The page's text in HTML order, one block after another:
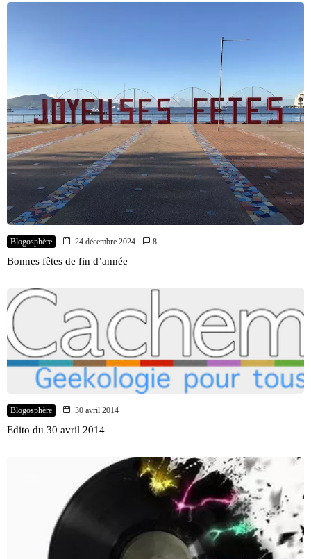
Blogosphère 24 décembre 2024 8
Bonnes fêtes de fin d’année
Blogosphère 30 avril 2014
Edito du 30 avril 2014